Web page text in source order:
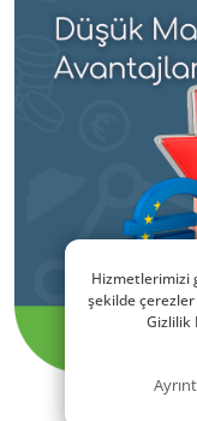
Hizmetlerimizi
şekilde
Gizlilik